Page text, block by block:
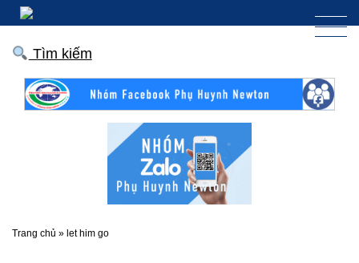
Tìm kiếm
Trang chủ » let him go